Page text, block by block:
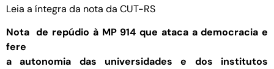
Leia a íntegra da nota da CUT-RS
Nota de repúdio à MP 914 que ataca a democracia e
fere
a autonomia das universidades e dos institutos